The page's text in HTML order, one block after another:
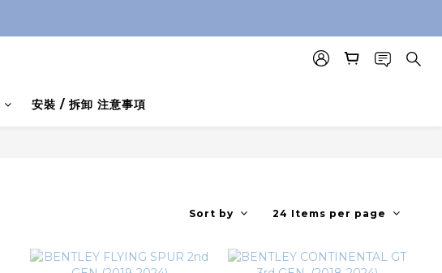
安裝 / 拆卸 注意事項
Sort by 24 Items per page